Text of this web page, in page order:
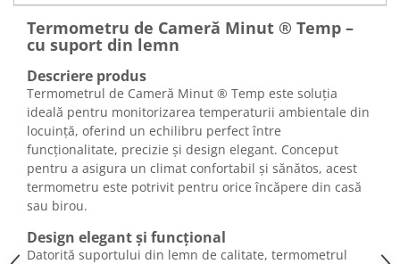
Termometru de Cameră Minut ® Temp –
cu suport din lemn
Descriere produs
Termometrul de Cameră Minut ® Temp este soluția
ideală pentru monitorizarea temperaturii ambientale din
locuință, oferind un echilibru perfect între
funcționalitate, precizie și design elegant. Conceput
pentru a asigura un climat confortabil și sănătos, acest
termometru este potrivit pentru orice încăpere din casă
sau birou.
Design elegant și funcțional
Datorită suportului din lemn de calitate, termometrul